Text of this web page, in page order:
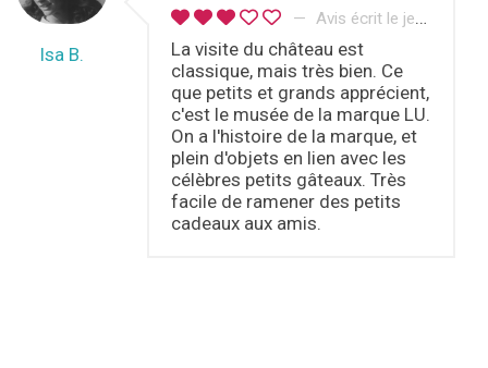
Isa B.
Avis écrit le jeudi 25 mai 2017
La visite du château est
classique, mais très bien. Ce
que petits et grands apprécient,
c'est le musée de la marque LU.
On a l'histoire de la marque, et
plein d'objets en lien avec les
célèbres petits gâteaux. Très
facile de ramener des petits
cadeaux aux amis.